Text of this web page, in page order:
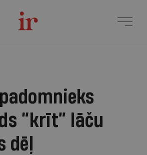
“krīt” lāču
dēļ